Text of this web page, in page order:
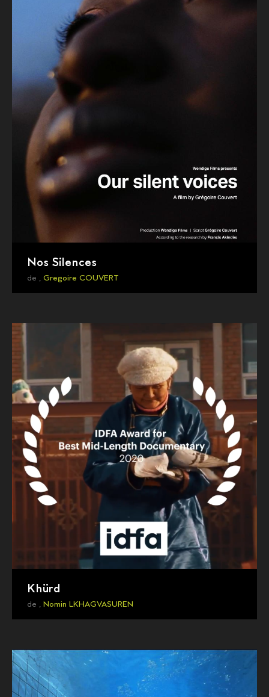
Nos Silences
de , Gregoire COUVERT
Khürd
de , Nomin LKHAGVASUREN